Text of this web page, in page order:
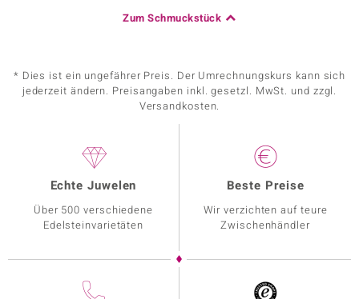
Zum Schmuckstück
* Dies ist ein ungefährer Preis. Der Umrechnungskurs kann sich
jederzeit ändern. Preisangaben inkl. gesetzl. MwSt. und zzgl.
Versandkosten.
Echte Juwelen
Über 500 verschiedene
Edelsteinvarietäten
Beste Preise
Wir verzichten auf teure
Zwischenhändler